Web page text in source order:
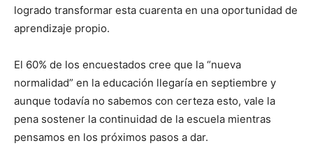
logrado transformar esta cuarenta en una oportunidad de
aprendizaje propio.
El 60% de los encuestados cree que la “nueva
normalidad” en la educación llegaría en septiembre y
aunque todavía no sabemos con certeza esto, vale la
pena sostener la continuidad de la escuela mientras
pensamos en los próximos pasos a dar.